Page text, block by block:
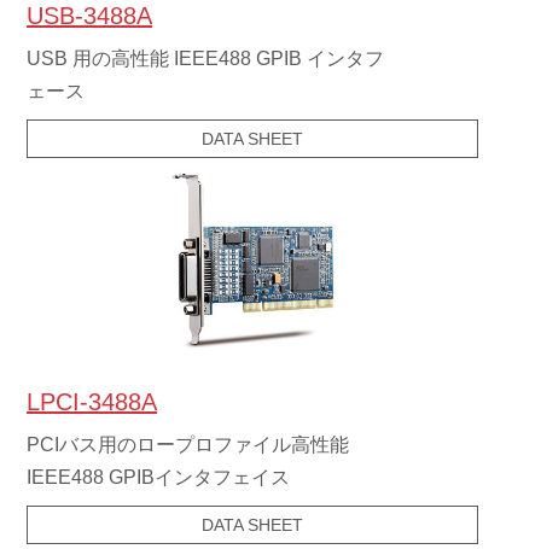
USB-3488A
USB 用の高性能 IEEE488 GPIB インタフ
ェース
DATA SHEET
LPCI-3488A
PCIバス用のロープロファイル高性能
IEEE488 GPIBインタフェイス
DATA SHEET